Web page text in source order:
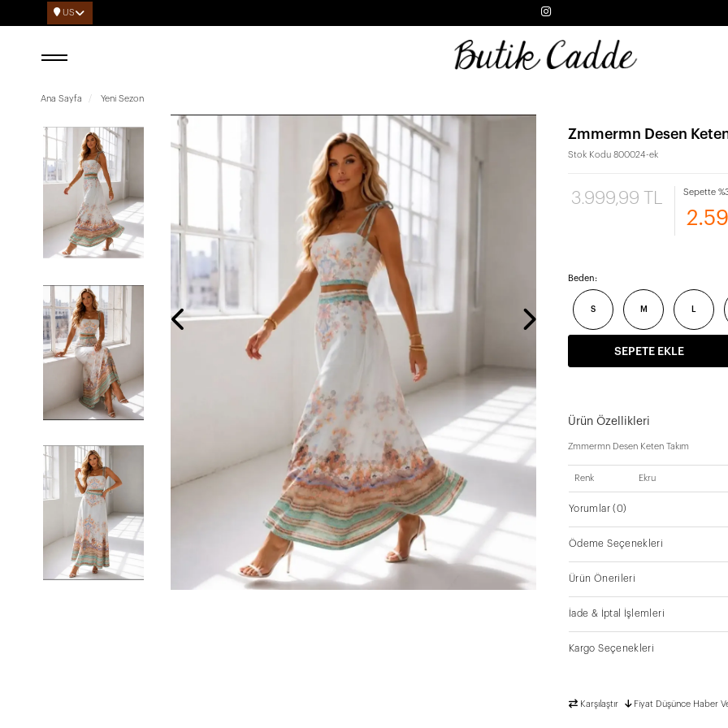
US
Ana Sayfa Yeni Sezon
Zmmermn Desen
Stok Kodu 800024-ek
3.999,99 TL Sepette
Beden:
S M L
SEPETE EKLE
Ürün Özellikleri
Zmmermn Desen Keten Takım
Renk Ekru
Yorumlar(0)
Ödeme Seçenekleri
Ürün Önerileri
İade & İptal İşlemleri
Kargo Seçenekleri
Karşılaştır Fiyat Düşünce Haber